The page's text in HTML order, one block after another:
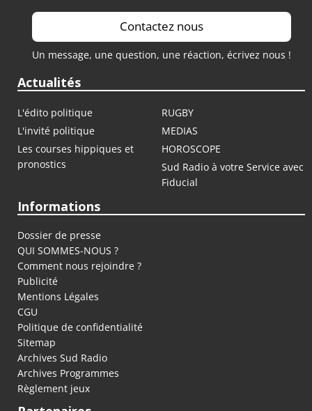
Contactez nous
Un message, une question, une réaction, écrivez nous !
Actualités
L'édito politique
RUGBY
L'invité politique
MEDIAS
Les courses hippiques et
pronostics
HOROSCOPE
Sud Radio à votre Service avec
Fiducial
Informations
Dossier de presse
QUI SOMMES-NOUS ?
Comment nous rejoindre ?
Publicité
Mentions Légales
CGU
Politique de confidentialité
Sitemap
Archives Sud Radio
Archives Programmes
Règlement jeux